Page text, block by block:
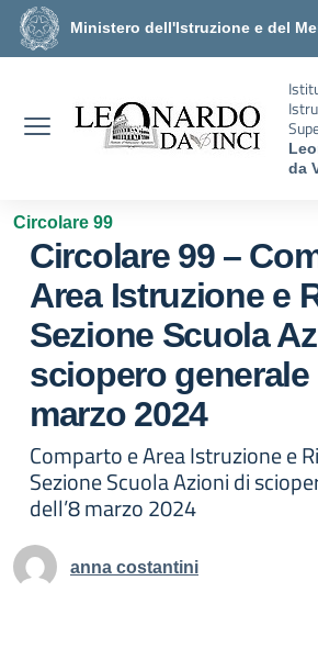
Vai ai contenuti
Vai al menu di navigazione
Vai al footer
Ministero dell'Istruzione e del
da
Circolare 99
Circolare 99 –
Area Istruzione e
Sezione Scuola
sciopero generale
marzo 2024
Comparto e Area Istruzione e
Sezione Scuola Azioni di
dell’8 marzo 2024
anna costantini